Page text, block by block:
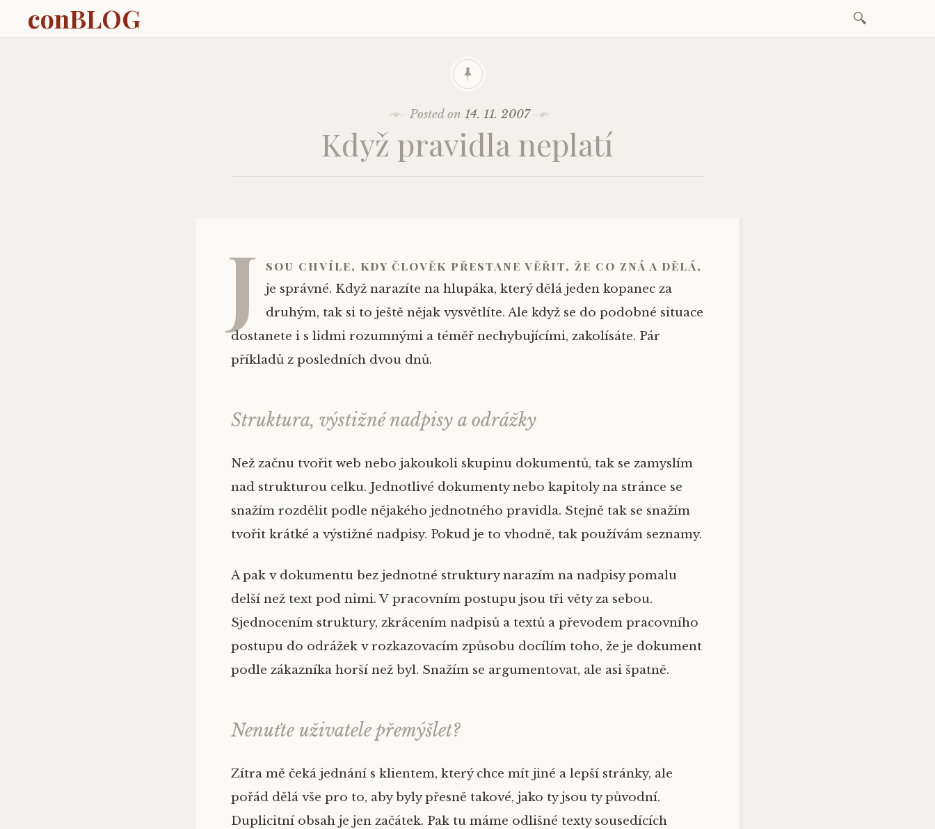
conBLOG
Skip
to
Posted on 14. 11. 2007
Když pravidla neplatí
J sou chvíle, kdy člověk přestane věřit, že co zná a dělá,
je správné. Když narazíte na hlupáka, který dělá jeden kopanec za
druhým, tak si to ještě nějak vysvětlíte. Ale když se do podobné situace
dostanete i s lidmi rozumnými a téměř nechybujícími, zakolísáte. Pár
příkladů z posledních dvou dnů.
Struktura, výstižné nadpisy a odrážky
Než začnu tvořit web nebo jakoukoli skupinu dokumentů, tak se zamyslím
nad strukturou celku. Jednotlivé dokumenty nebo kapitoly na stránce se
snažím rozdělit podle nějakého jednotného pravidla. Stejně tak se snažím
tvořit krátké a výstižné nadpisy. Pokud je to vhodně, tak používám seznamy.
A pak v dokumentu bez jednotné struktury narazím na nadpisy pomalu
delší než text pod nimi. V pracovním postupu jsou tři věty za sebou.
Sjednocením struktury, zkrácením nadpisů a textů a převodem pracovního
postupu do odrážek v rozkazovacím způsobu docílím toho, že je dokument
podle zákazníka horší než byl. Snažím se argumentovat, ale asi špatně.
Nenuťte uživatele přemýšlet?
Zítra mě čeká jednání s klientem, který chce mít jiné a lepší stránky, ale
pořád dělá vše pro to, aby byly přesně takové, jako ty jsou ty původní.
Duplicitní obsah je jen začátek. Pak tu máme odlišné texty sousedících